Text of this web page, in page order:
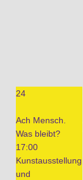
24
Ach Mensch.
Was bleibt?
17:00
Kunstausstellung
und